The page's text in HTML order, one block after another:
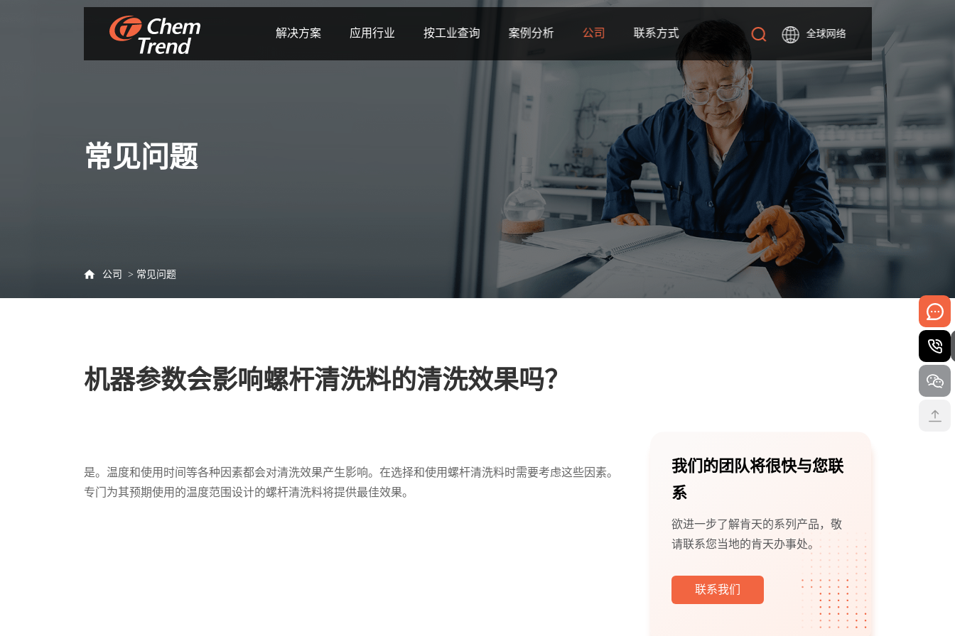
解决方案 应用行业 按工业查询 案例分析 公司 联系方式 全球网络
常见问题
公司 常见问题
机器参数会影响螺杆清洗料的清洗效果吗？
是。温度和使用时间等各种因素都会对清洗效果产生影响。在选择和使用螺杆清洗料时需要考虑这些因素。
专门为其预期使用的温度范围设计的螺杆清洗料将提供最佳效果。
我们的团队将很快与您联
系
欲进一步了解肯天的系列产品，敬
请联系您当地的肯天办事处。
联系我们